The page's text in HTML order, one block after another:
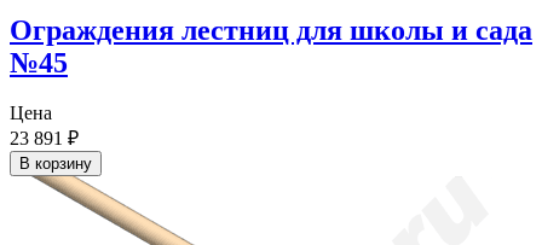
Ограждения лестниц для школы и сада
№45
Цена
23 891 ₽
В корзину